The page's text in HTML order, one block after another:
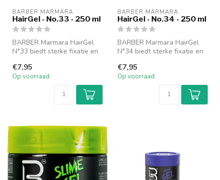
BARBER MARMARA
HairGel - No.33 - 250 ml
BARBER Marmara HairGel
N°33 biedt sterke fixatie en
kaps...
€7,95
Op voorraad
BARBER MARMARA
HairGel - No.34 - 250 ml
BARBER Marmara HairGel
N°34 biedt sterke fixatie en
kaps...
€7,95
Op voorraad